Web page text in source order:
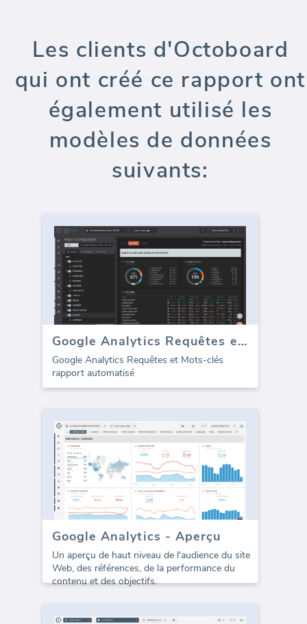
Les clients d'Octoboard
qui ont créé ce rapport ont
également utilisé les
modèles de données
suivants:
Google Analytics Requêtes et Mots-clés (rapport)
Google Analytics Requêtes et Mots-clés
rapport automatisé
Google Analytics - Aperçu
Un aperçu de haut niveau de l'audience du site
Web, des références, de la performance du
contenu et des objectifs.